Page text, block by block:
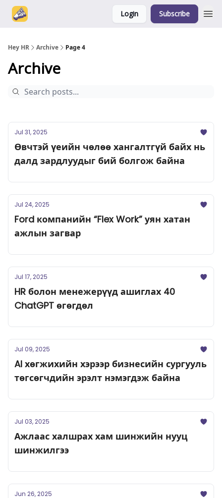
Login Subscribe
Hey HR Archive Page 4
Archive
Jul 31, 2025
Өвчтэй үеийн чөлөө хангалтгүй байх нь
далд зардлуудыг бий болгож байна
Jul 24, 2025
Ford компанийн “Flex Work” уян хатан
ажлын загвар
Jul 17, 2025
HR болон менежерүүд ашиглах 40
ChatGPT өгөгдөл
Jul 09, 2025
AI хөгжихийн хэрээр бизнесийн сургууль
төгсөгчдийн эрэлт нэмэгдэж байна
Jul 03, 2025
Ажлаас халшрах хам шинжийн нууц
шинжилгээ
Jun 26, 2025